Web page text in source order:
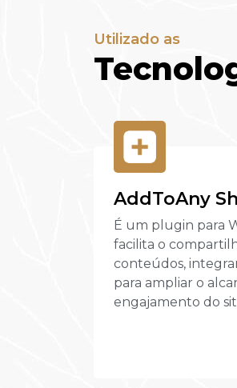
Utilizado as
AddToAny
É um plugin para
facilita o
conteúdos,
para ampliar o
engajamento do